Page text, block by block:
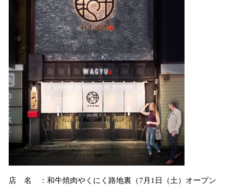
店 名 ：和牛焼肉やくにく路地裏（7月1日（土）オープン